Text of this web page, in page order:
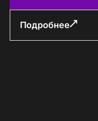
Подробнее